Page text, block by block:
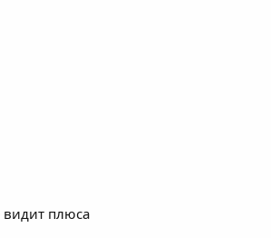
видит плюса